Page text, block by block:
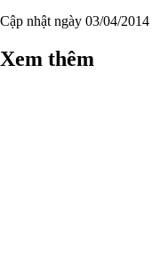
Cập nhật ngày 03/04/2014
Xem thêm